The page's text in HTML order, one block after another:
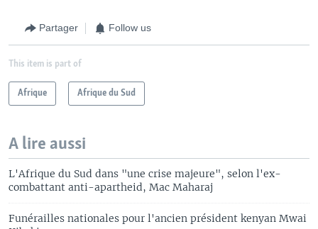
Partager Follow us
This item is part of
Afrique Afrique du Sud
A lire aussi
L'Afrique du Sud dans "une crise majeure", selon l'ex-
combattant anti-apartheid, Mac Maharaj
Funérailles nationales pour l'ancien président kenyan Mwai